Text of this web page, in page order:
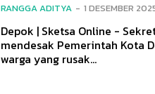
RANGGA ADITYA - 1 DESEMBER
Depok | Sketsa Online -
mendesak Pemerintah Kota
warga yang rusak...